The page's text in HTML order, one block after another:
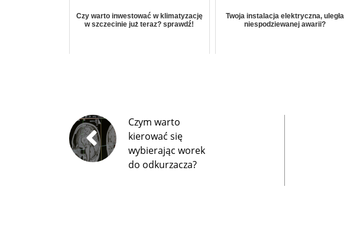
Czy warto inwestować w klimatyzację
w szczecinie już teraz? sprawdź!
Twoja instalacja elektryczna, uległa
niespodziewanej awarii?
Czym warto
kierować się
wybierając worek
do odkurzacza?